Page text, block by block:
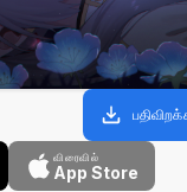
விரைவில்
App Store